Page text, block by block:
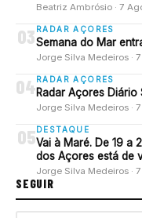
Beatriz Ambrósio · 7
03 RADAR AÇORES
Semana do Mar
Jorge Silva Medeiros ·
04 RADAR AÇORES
Radar Açores
Jorge Silva Medeiros ·
05 DESTAQUE
Vai à Maré. De 19 a
dos Açores está de
Jorge Silva Medeiros ·
SEGUIR